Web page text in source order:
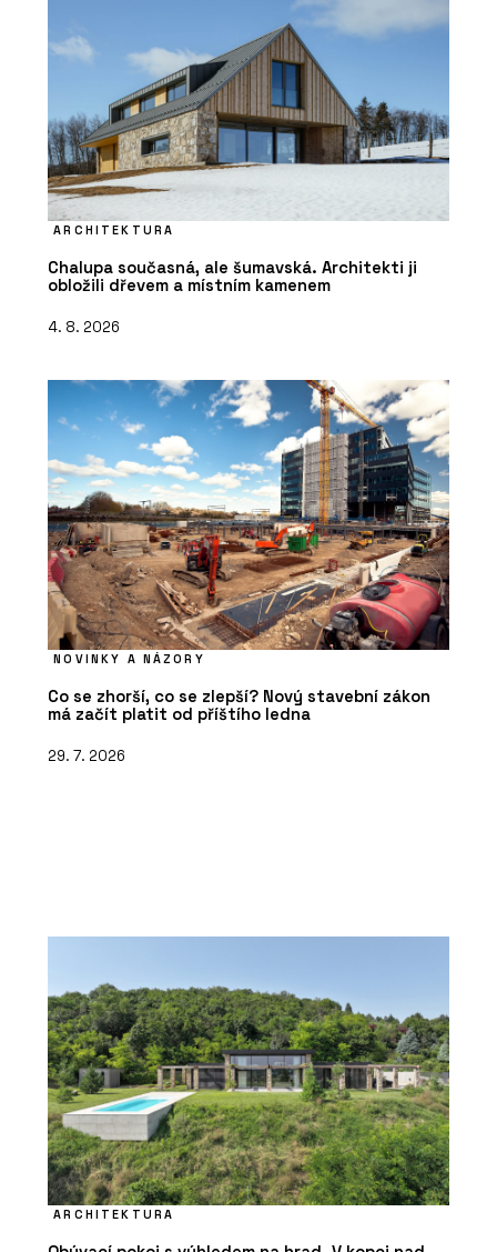
ARCHITEKTURA
Chalupa současná, ale šumavská. Architekti ji
obložili dřevem a místním kamenem
4. 8. 2026
NOVINKY A NÁZORY
Co se zhorší, co se zlepší? Nový stavební zákon
má začít platit od příštího ledna
29. 7. 2026
ARCHITEKTURA